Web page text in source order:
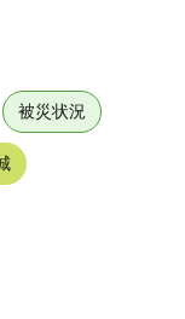
被災状況